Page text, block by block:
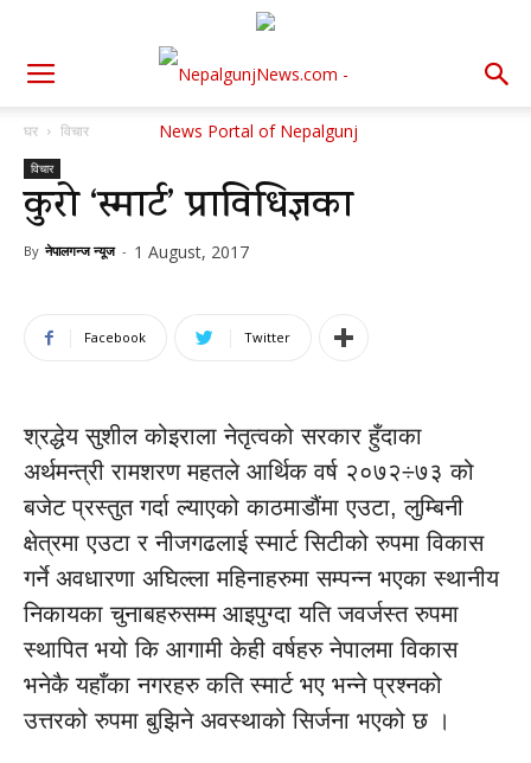
घर विचार
विचार
कुरो ‘स्मार्ट’ प्राविधिज्ञका
By नेपालगन्ज न्यूज - 1 August, 2017
Facebook Twitter
श्रद्धेय सुशील कोइराला नेतृत्वको सरकार हुँदाका
अर्थमन्त्री रामशरण महतले आर्थिक वर्ष २०७२÷७३ को
बजेट प्रस्तुत गर्दा ल्याएको काठमाडौंमा एउटा, लुम्बिनी
क्षेत्रमा एउटा र नीजगढलाई स्मार्ट सिटीको रुपमा विकास
गर्ने अवधारणा अघिल्ला महिनाहरुमा सम्पन्न भएका स्थानीय
निकायका चुनाबहरुसम्म आइपुग्दा यति जवर्जस्त रुपमा
स्थापित भयो कि आगामी केही वर्षहरु नेपालमा विकास
भनेकै यहाँका नगरहरु कति स्मार्ट भए भन्ने प्रश्नको
उत्तरको रुपमा बुझिने अवस्थाको सिर्जना भएको छ ।